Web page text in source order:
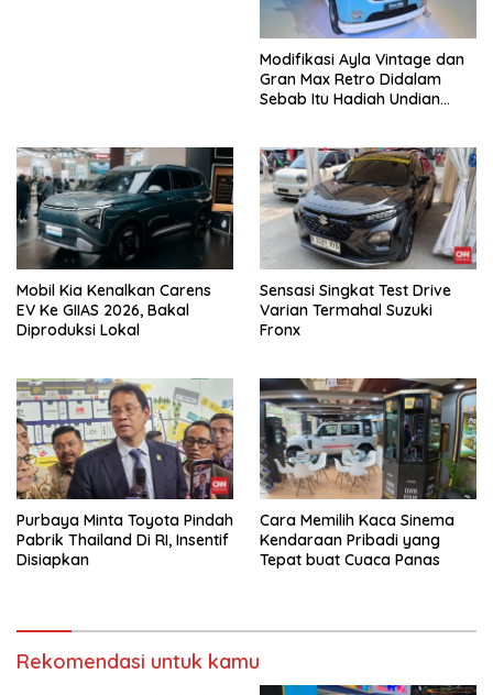
Modifikasi Ayla Vintage dan
Gran Max Retro Didalam
Sebab Itu Hadiah Undian
Mobil Kia Kenalkan Carens
EV Ke GIIAS 2026, Bakal
Diproduksi Lokal
Sensasi Singkat Test Drive
Varian Termahal Suzuki
Fronx
Purbaya Minta Toyota Pindah
Pabrik Thailand Di RI, Insentif
Disiapkan
Cara Memilih Kaca Sinema
Kendaraan Pribadi yang
Tepat buat Cuaca Panas
Rekomendasi untuk kamu